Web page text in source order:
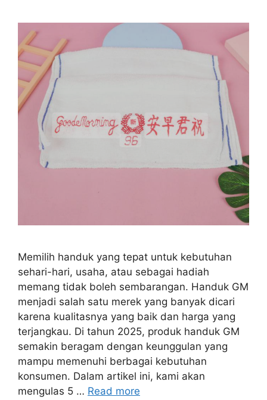
Memilih handuk yang tepat untuk kebutuhan
sehari-hari, usaha, atau sebagai hadiah
memang tidak boleh sembarangan. Handuk GM
menjadi salah satu merek yang banyak dicari
karena kualitasnya yang baik dan harga yang
terjangkau. Di tahun 2025, produk handuk GM
semakin beragam dengan keunggulan yang
mampu memenuhi berbagai kebutuhan
konsumen. Dalam artikel ini, kami akan
mengulas 5 … Read more